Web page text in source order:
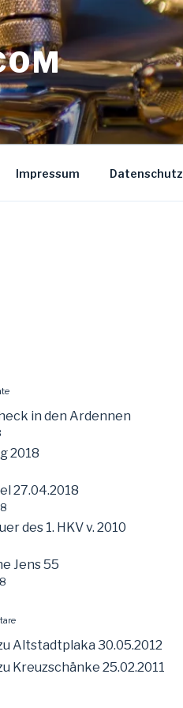
Impressum Datenschutz
in den Ardennen
2018
27.04.2018
des 1. HKV v. 2010
Jens 55
Altstadtplaka 30.05.2012
Kreuzschänke 25.02.2011